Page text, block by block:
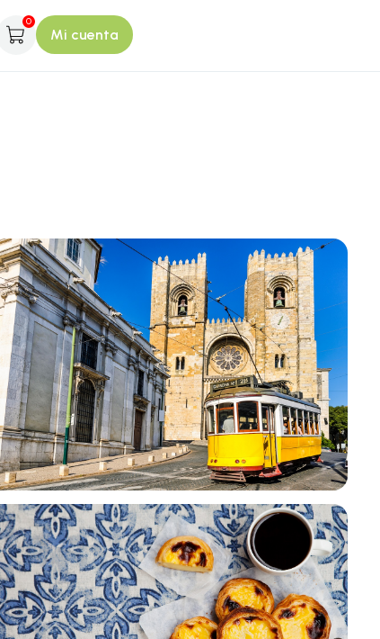
0
Mi cuenta